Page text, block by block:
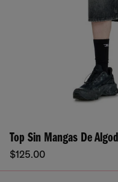
Top Sin Mangas De
$125.00